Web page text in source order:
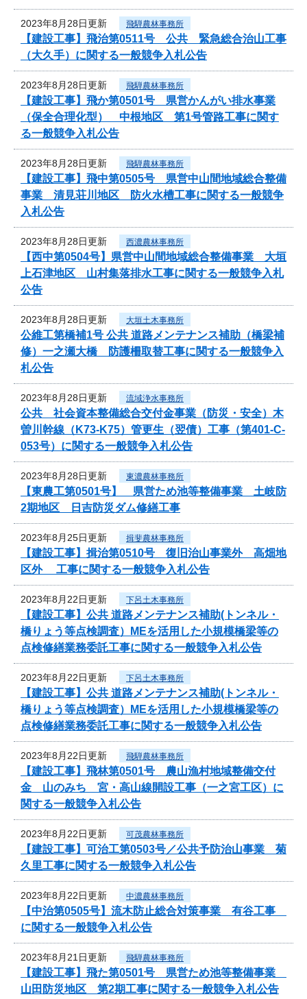
2023年8月28日更新 飛騨農林事務所
【建設工事】飛治第0511号 公共 緊急総合治山工事
（大久手）に関する一般競争入札公告
2023年8月28日更新 飛騨農林事務所
【建設工事】飛か第0501号 県営かんがい排水事業
（保全合理化型） 中根地区 第1号管路工事に関す
る一般競争入札公告
2023年8月28日更新 飛騨農林事務所
【建設工事】飛中第0505号 県営中山間地域総合整備
事業 清見荘川地区 防火水槽工事に関する一般競争
入札公告
2023年8月28日更新 西濃農林事務所
【西中第0504号】県営中山間地域総合整備事業 大垣
上石津地区 山村集落排水工事に関する一般競争入札
公告
2023年8月28日更新 大垣土木事務所
公維工第橋補1号 公共 道路メンテナンス補助（橋梁補
修）一之瀬大橋 防護柵取替工事に関する一般競争入
札公告
2023年8月28日更新 流域浄水事務所
公共 社会資本整備総合交付金事業（防災・安全）木
曽川幹線（K73-K75）管更生（翌債）工事（第401-C-
053号）に関する一般競争入札公告
2023年8月28日更新 東濃農林事務所
【東農工第0501号】 県営ため池等整備事業 土岐防
2期地区 日吉防災ダム修繕工事
2023年8月25日更新 揖斐農林事務所
【建設工事】揖治第0510号 復旧治山事業外 高畑地
区外 工事に関する一般競争入札公告
2023年8月22日更新 下呂土木事務所
【建設工事】公共 道路メンテナンス補助(トンネル・
橋りょう等点検調査）MEを活用した小規模橋梁等の
点検修繕業務委託工事に関する一般競争入札公告
2023年8月22日更新 下呂土木事務所
【建設工事】公共 道路メンテナンス補助(トンネル・
橋りょう等点検調査）MEを活用した小規模橋梁等の
点検修繕業務委託工事に関する一般競争入札公告
2023年8月22日更新 飛騨農林事務所
【建設工事】飛林第0501号 農山漁村地域整備交付
金 山のみち 宮・高山線開設工事（一之宮工区）に
関する一般競争入札公告
2023年8月22日更新 可茂農林事務所
【建設工事】可治工第0503号／公共予防治山事業 菊
久里工事に関する一般競争入札公告
2023年8月22日更新 中濃農林事務所
【中治第0505号】流木防止総合対策事業 有谷工事
に関する一般競争入札公告
2023年8月21日更新 飛騨農林事務所
【建設工事】飛た第0501号 県営ため池等整備事業
山田防災地区 第2期工事に関する一般競争入札公告